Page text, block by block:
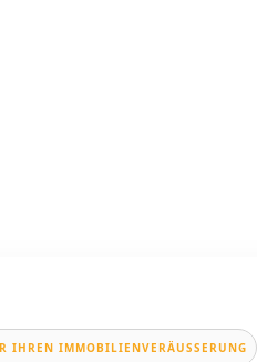
IHREN IMMOBILIENVERÄUSSERUNG